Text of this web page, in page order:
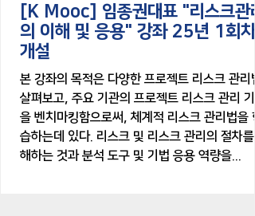
[K Mooc] 임종권대표 "리스크관리
의 이해 및 응용" 강좌 25년 1회차
개설
본 강좌의 목적은 다양한 프로젝트 리스크 관리
살펴보고, 주요 기관의 프로젝트 리스크 관리 기
을 벤치마킹함으로써, 체계적 리스크 관리법을 학
습하는데 있다. 리스크 및 리스크 관리의 절차를
해하는 것과 분석 도구 및 기법 응용 역량을...